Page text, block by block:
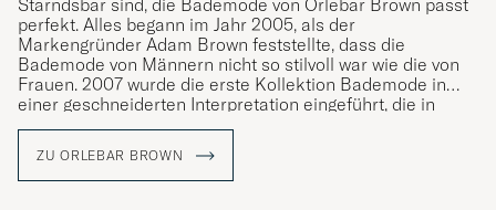
Starndsbar sind, die Bademode von Orlebar Brown passt
perfekt. Alles begann im Jahr 2005, als der
Markengründer Adam Brown feststellte, dass die
Bademode von Männern nicht so stilvoll war wie die von
Frauen. 2007 wurde die erste Kollektion Bademode in
einer geschneiderten Interpretation eingeführt, die in
einer einzigartigen Passform in Kombination mit sorgfältig
Bademode hat sich zu einem modernen Klassiker
entwickelt und ist nun in verschiedenen Modellen
ZU ORLEBAR BROWN